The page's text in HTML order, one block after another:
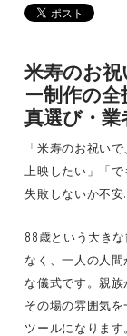
米寿のお
ー制作の
真選び・業
「米寿のお祝い
上映したい」「
失敗しないか不
88歳という大き
なく、一人の人
な儀式です。親族
その場の雰囲気
ツールになりま